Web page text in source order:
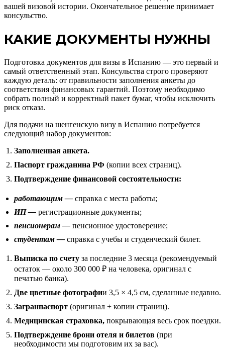
вашей визовой истории. Окончательное решение принимает
консульство.
КАКИЕ ДОКУМЕНТЫ НУЖНЫ
Подготовка документов для визы в Испанию — это первый и
самый ответственный этап. Консульства строго проверяют
каждую деталь: от правильности заполнения анкеты до
соответствия финансовых гарантий. Поэтому необходимо
собрать полный и корректный пакет бумаг, чтобы исключить
риск отказа.
Для подачи на шенгенскую визу в Испанию потребуется
следующий набор документов:
Заполненная анкета.
Паспорт гражданина РФ (копии всех страниц).
Подтверждение финансовой состоятельности:
работающим — справка с места работы;
ИП — регистрационные документы;
пенсионерам — пенсионное удостоверение;
студентам — справка с учебы и студенческий билет.
Выписка по счету за последние 3 месяца (рекомендуемый
остаток — около 300 000 ₽ на человека, оригинал с
печатью банка).
Две цветные фотографии 3,5 × 4,5 см, сделанные недавно.
Загранпаспорт (оригинал + копии страниц).
Медицинская страховка, покрывающая весь срок поездки.
Подтверждение брони отеля и билетов (при
необходимости мы подготовим их за вас).